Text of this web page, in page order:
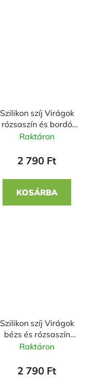
Szilikon szíj Virágok
rózsaszín és bordó
színben 22mm
Raktáron
2 790 Ft
KOSÁRBA
Szilikon szíj Virágok
bézs és rózsaszín
színben 22mm
Raktáron
2 790 Ft